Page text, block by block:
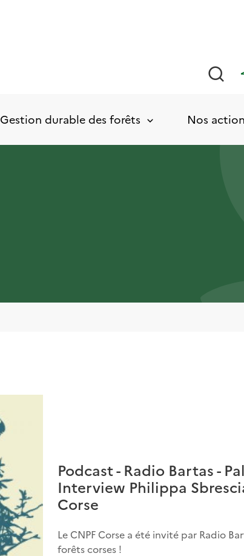
Gestion durable des forêts Nos
Podcast - Radio Bartas -
Interview Philippa
Corse
Le CNPF Corse a été invité par Radio
forêts corses !